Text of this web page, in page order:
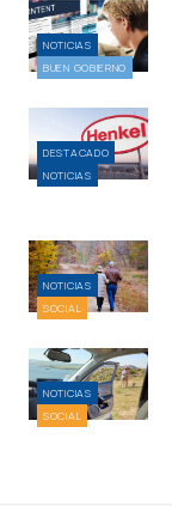
NOTICIAS
BUEN GOBIERNO
DESTACADO
NOTICIAS
NOTICIAS
SOCIAL
NOTICIAS
SOCIAL